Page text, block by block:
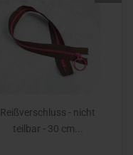
Reißverschluss - nicht
teilbar - 30 cm...